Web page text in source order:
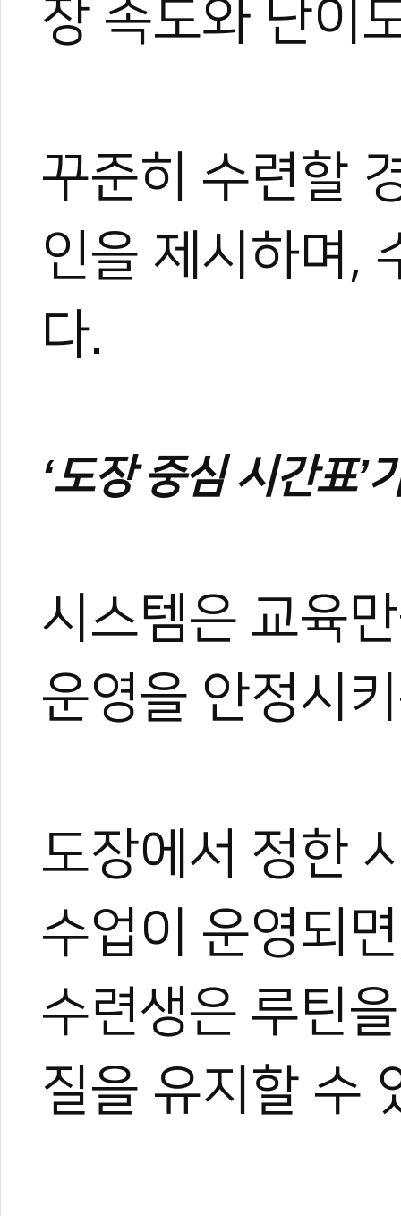
장 속도와 난이
꾸준히 수련할
인을 제시하며,
다.
‘도장 중심 시간표’
시스템은 교육
운영을 안정시
도장에서 정한
수업이 운영되
수련생은 루틴
질을 유지할 수
장 중심의 심층 취재를 이
작, 대회 중계방송 캐스터,
야)와 대학 겸임교수로도
화 발전에 힘쓰고 있다.